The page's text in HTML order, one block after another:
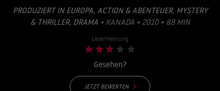
PRODUZIERT IN EUROPA, ACTION & ABENTEUER, MYSTERY
& THRILLER, DRAMA • KANADA • 2010 • 88 MIN
Lesermeinung
Gesehen?
JETZT BEWERTEN